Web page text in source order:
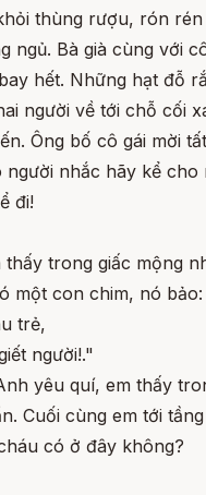
thùng rượu, rón
ngủ. Bà già cùng với
hết. Những hạt đỗ
người về tới chỗ cối
Ông bố cô gái mời
nhắc hãy kể
đi!
trong giấc mộng
một con chim, nó bảo:
trẻ,
người!."
yêu quí, em thấy
Cuối cùng em tới
có ở đây không?